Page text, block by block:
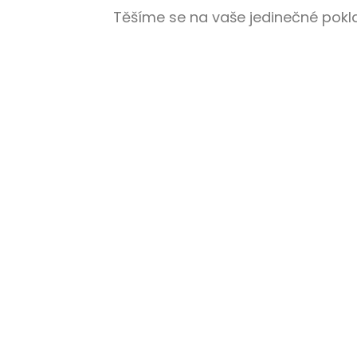
Těšíme se na vaše jedinečné